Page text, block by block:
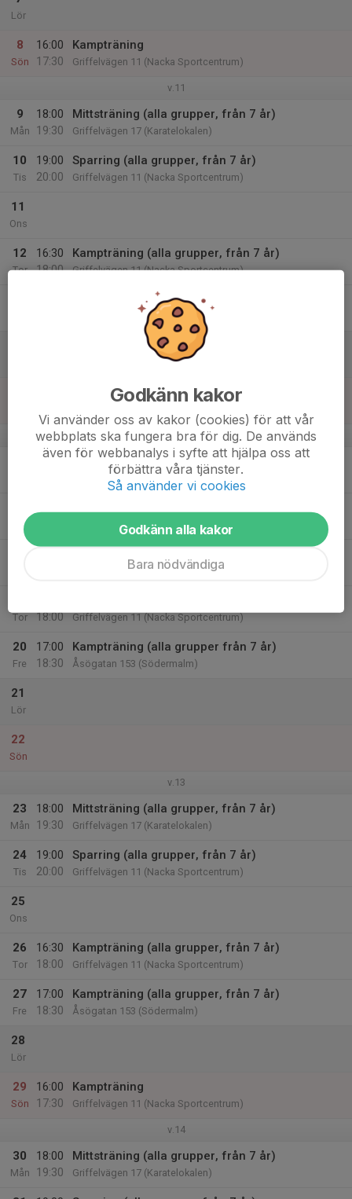
Lör
8
Sön
16:00
17:30
Kampträning
Griffelvägen 11 (Nacka Sportcentrum)
v.11
9
Mån
18:00
19:30
Mittsträning (alla grupper, från 7 år)
Griffelvägen 17 (Karatelokalen)
10
Tis
19:00
20:00
Sparring (alla grupper, från 7 år)
Griffelvägen 11 (Nacka Sportcentrum)
11
Ons
12
Tor
16:30
18:00
Kampträning (alla grupper, från 7 år)
Griffelvägen 11 (Nacka Sportcentrum)
Kampträning (alla grupper, från 7 år)
Åsögatan 153 (Södermalm)
Kampträning
v.12
18:00
Mittsträning (alla grupper, från 7 år)
Griffelvägen 17 (Karatelokalen)
Tis Griffelvägen 11 (Nacka Sportcentrum)
Tor
18:00
Griffelvägen 11 (Nacka Sportcentrum)
20
Fre
17:00
18:30
Kampträning (alla grupper från 7 år)
Åsögatan 153 (Södermalm)
21
Lör
22
Sön
v.13
23
Mån
18:00
19:30
Mittsträning (alla grupper, från 7 år)
Griffelvägen 17 (Karatelokalen)
24
Tis
19:00
20:00
Sparring (alla grupper, från 7 år)
Griffelvägen 11 (Nacka Sportcentrum)
25
Ons
26
Tor
16:30
18:00
Kampträning (alla grupper, från 7 år)
Griffelvägen 11 (Nacka Sportcentrum)
27
Fre
17:00
18:30
Kampträning (alla grupper, från 7 år)
Åsögatan 153 (Södermalm)
28
Lör
29
Sön
16:00
17:30
Kampträning
Griffelvägen 11 (Nacka Sportcentrum)
v.14
30
Mån
18:00
19:30
Mittsträning (alla grupper, från 7 år)
Griffelvägen 17 (Karatelokalen)
Godkänn kakor
Vi använder oss av kakor (cookies) för att vår
webbplats ska fungera bra för dig. De används
även för webbanalys i syfte att hjälpa oss att
förbättra våra tjänster.
Så använder vi cookies
Godkänn alla kakor
Bara nödvändiga